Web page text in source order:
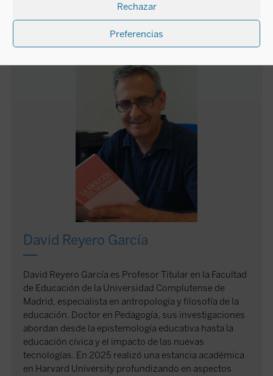
Rechazar
Preferencias
AUTOR
David Reyero García
David Reyero García es Profesor Titular en la Facultad
de Educación de la Universidad Complutense de
Madrid, especialista en antropología y filosofía de la
educación. Doctor en Pedagogía, sus investigaciones
abordan desde la epistemología educativa hasta la
educación cívica y el impacto de las nuevas
tecnologías. En 2025 realizó una estancia académica
en Harvard University profundizando en aspectos